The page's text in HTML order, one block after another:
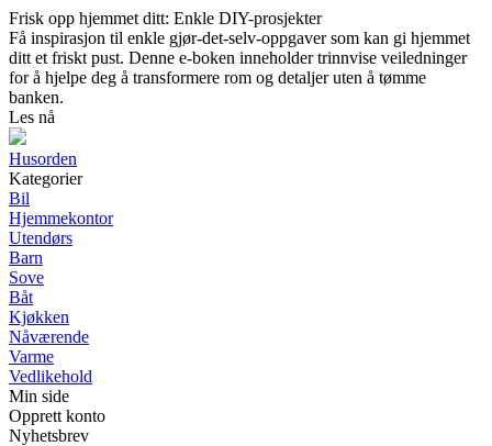
Frisk opp hjemmet ditt: Enkle DIY-prosjekter
Få inspirasjon til enkle gjør-det-selv-oppgaver som kan gi hjemmet
ditt et friskt pust. Denne e-boken inneholder trinnvise veiledninger
for å hjelpe deg å transformere rom og detaljer uten å tømme
banken.
Les nå
Husorden
Kategorier
Bil
Hjemmekontor
Utendørs
Barn
Sove
Båt
Kjøkken
Nåværende
Varme
Vedlikehold
Min side
Opprett konto
Nyhetsbrev